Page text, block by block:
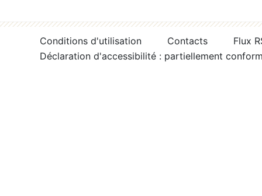
Conditions d'utilisation Contacts
Flux
Déclaration d'accessibilité : partiellement